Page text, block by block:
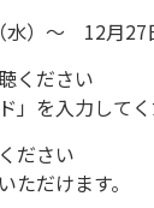
）～ 12月27
ください
を入力してく
ださい
だけます。